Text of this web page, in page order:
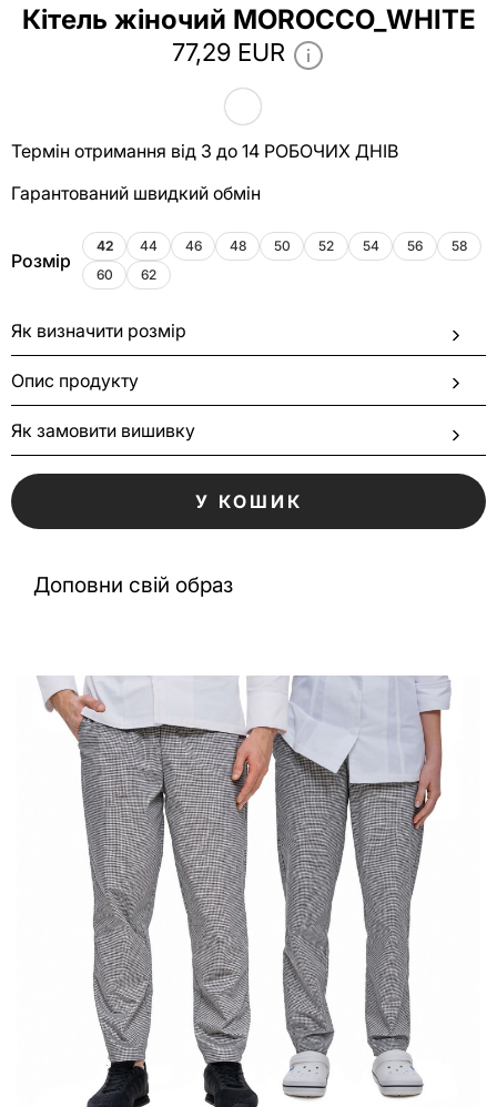
Кітель жіночий MOROCCO_WHITE
77,29 EUR
Термін отримання від 3 до 14 РОБОЧИХ ДНІВ
Гарантований швидкий обмін
Розмір
42 44 46 48 50 52 54 56
58
60
62
Як визначити розмір
Опис продукту
Як замовити вишивку
У КОШИК
Доповни свій образ